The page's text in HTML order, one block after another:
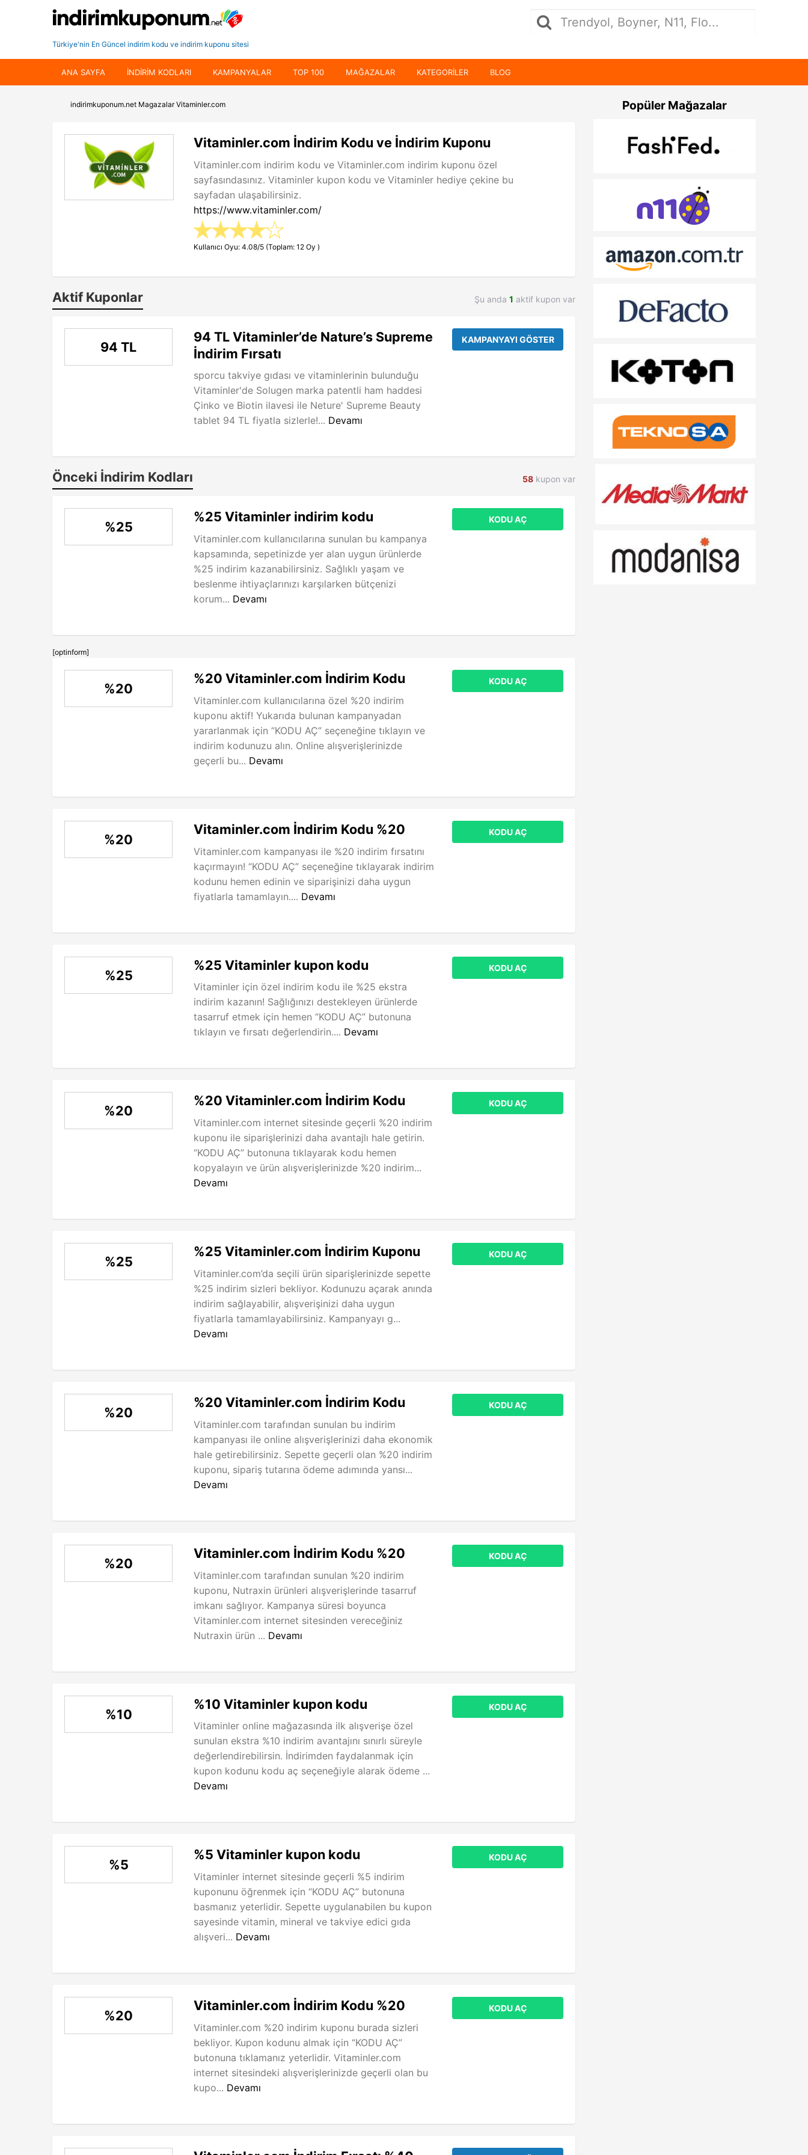
Türkiye'nin En Güncel indirim kodu ve indirim kuponu sitesi
ANA SAYFA INDIRIM KODLARI KAMPANYALAR TOP 100 MAĞAZALAR KATEGORILER BLOG
indirimkuponum.net Magazalar Vitaminler.com
Vitaminler.com İndirim Kodu ve İndirim Kuponu
Vitaminler.com indirim kodu ve Vitaminler.com indirim kuponu özel
sayfasındasınız. Vitaminler kupon kodu ve Vitaminler hediye çekine bu
sayfadan ulaşabilirsiniz.
https://www.vitaminler.com/
Kullanıcı Oyu: 4.08/5 (Toplam: 12 Oy )
Aktif Kuponlar Şu anda 1 aktif kupon var
94 TL
94 TL Vitaminler’de Nature’s Supreme
İndirim Fırsatı
sporcu takviye gıdası ve vitaminlerinin bulunduğu
Vitaminler'de Solugen marka patentli ham haddesi
Çinko ve Biotin ilavesi ile Neture' Supreme Beauty
tablet 94 TL fiyatla sizlerle!... Devamı
KAMPANYAYI GÖSTER
Önceki İndirim Kodları 58 kupon var
%25
%25 Vitaminler indirim kodu
Vitaminler.com kullanıcılarına sunulan bu kampanya
kapsamında, sepetinizde yer alan uygun ürünlerde
%25 indirim kazanabilirsiniz. Sağlıklı yaşam ve
beslenme ihtiyaçlarınızı karşılarken bütçenizi
korum... Devamı
KODU AÇ
[optinform]
%20
%20 Vitaminler.com İndirim Kodu
Vitaminler.com kullanıcılarına özel %20 indirim
kuponu aktif! Yukarıda bulunan kampanyadan
yararlanmak için “KODU AÇ” seçeneğine tıklayın ve
indirim kodunuzu alın. Online alışverişlerinizde
geçerli bu... Devamı
KODU AÇ
%20
Vitaminler.com İndirim Kodu %20
Vitaminler.com kampanyası ile %20 indirim fırsatını
kaçırmayın! “KODU AÇ” seçeneğine tıklayarak indirim
kodunu hemen edinin ve siparişinizi daha uygun
fiyatlarla tamamlayın.... Devamı
KODU AÇ
%25
%25 Vitaminler kupon kodu
Vitaminler için özel indirim kodu ile %25 ekstra
indirim kazanın! Sağlığınızı destekleyen ürünlerde
tasarruf etmek için hemen “KODU AÇ” butonuna
tıklayın ve fırsatı değerlendirin.... Devamı
KODU AÇ
%20
%20 Vitaminler.com İndirim Kodu
Vitaminler.com internet sitesinde geçerli %20 indirim
kuponu ile siparişlerinizi daha avantajlı hale getirin.
“KODU AÇ” butonuna tıklayarak kodu hemen
kopyalayın ve ürün alışverişlerinizde %20 indirim...
Devamı
KODU AÇ
%25
%25 Vitaminler.com İndirim Kuponu
Vitaminler.com’da seçili ürün siparişlerinizde sepette
%25 indirim sizleri bekliyor. Kodunuzu açarak anında
indirim sağlayabilir, alışverişinizi daha uygun
fiyatlarla tamamlayabilirsiniz. Kampanyayı g...
Devamı
KODU AÇ
%20
%20 Vitaminler.com İndirim Kodu
Vitaminler.com tarafından sunulan bu indirim
kampanyası ile online alışverişlerinizi daha ekonomik
hale getirebilirsiniz. Sepette geçerli olan %20 indirim
kuponu, sipariş tutarına ödeme adımında yansı...
Devamı
KODU AÇ
%20
Vitaminler.com İndirim Kodu %20
Vitaminler.com tarafından sunulan %20 indirim
kuponu, Nutraxin ürünleri alışverişlerinde tasarruf
imkanı sağlıyor. Kampanya süresi boyunca
Vitaminler.com internet sitesinden vereceğiniz
Nutraxin ürün ... Devamı
KODU AÇ
%10
%10 Vitaminler kupon kodu
Vitaminler online mağazasında ilk alışverişe özel
sunulan ekstra %10 indirim avantajını sınırlı süreyle
değerlendirebilirsin. İndirimden faydalanmak için
kupon kodunu kodu aç seçeneğiyle alarak ödeme ...
Devamı
KODU AÇ
%5
%5 Vitaminler kupon kodu
Vitaminler internet sitesinde geçerli %5 indirim
kuponunu öğrenmek için “KODU AÇ” butonuna
basmanız yeterlidir. Sepette uygulanabilen bu kupon
sayesinde vitamin, mineral ve takviye edici gıda
alışveri... Devamı
KODU AÇ
%20
Vitaminler.com İndirim Kodu %20
Vitaminler.com %20 indirim kuponu burada sizleri
bekliyor. Kupon kodunu almak için “KODU AÇ”
butonuna tıklamanız yeterlidir. Vitaminler.com
internet sitesindeki alışverişlerinizde geçerli olan bu
kupo... Devamı
KODU AÇ
Popüler Mağazalar